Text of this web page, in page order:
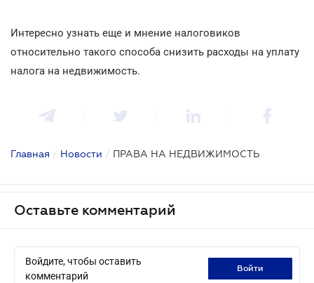
Интересно узнать еще и мнение налоговиков
относительно такого способа снизить расходы на уплату
налога на недвижимость.
Главная / Новости / ПРАВА НА НЕДВИЖИМОСТЬ
Оставьте комментарий
Войдите, чтобы оставить
комментарий
войти